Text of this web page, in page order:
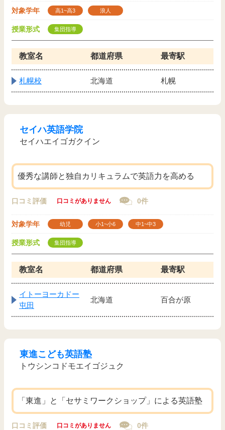
対象学年 高1~高3 浪人
授業形式 集団指導
教室名 都道府県 最寄駅
札幌校 北海道 札幌
セイハ英語学院
セイハエイゴガクイン
優秀な講師と独自カリキュラムで英語力を高める
口コミ評価 口コミがありません 0件
対象学年 幼児 小1~小6 中1~中3
授業形式 集団指導
教室名 都道府県 最寄駅
イトーヨーカドー
屯田
北海道 百合が原
東進こども英語塾
トウシンコドモエイゴジュク
「東進」と「セサミワークショップ」による英語塾
口コミ評価 口コミがありません 0件